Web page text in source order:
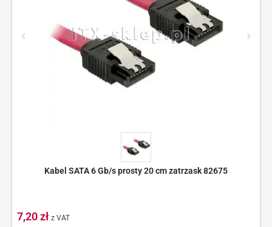
Kabel SATA 6 Gb/s prosty 20 cm zatrzask 82675
7,20 zł z VAT